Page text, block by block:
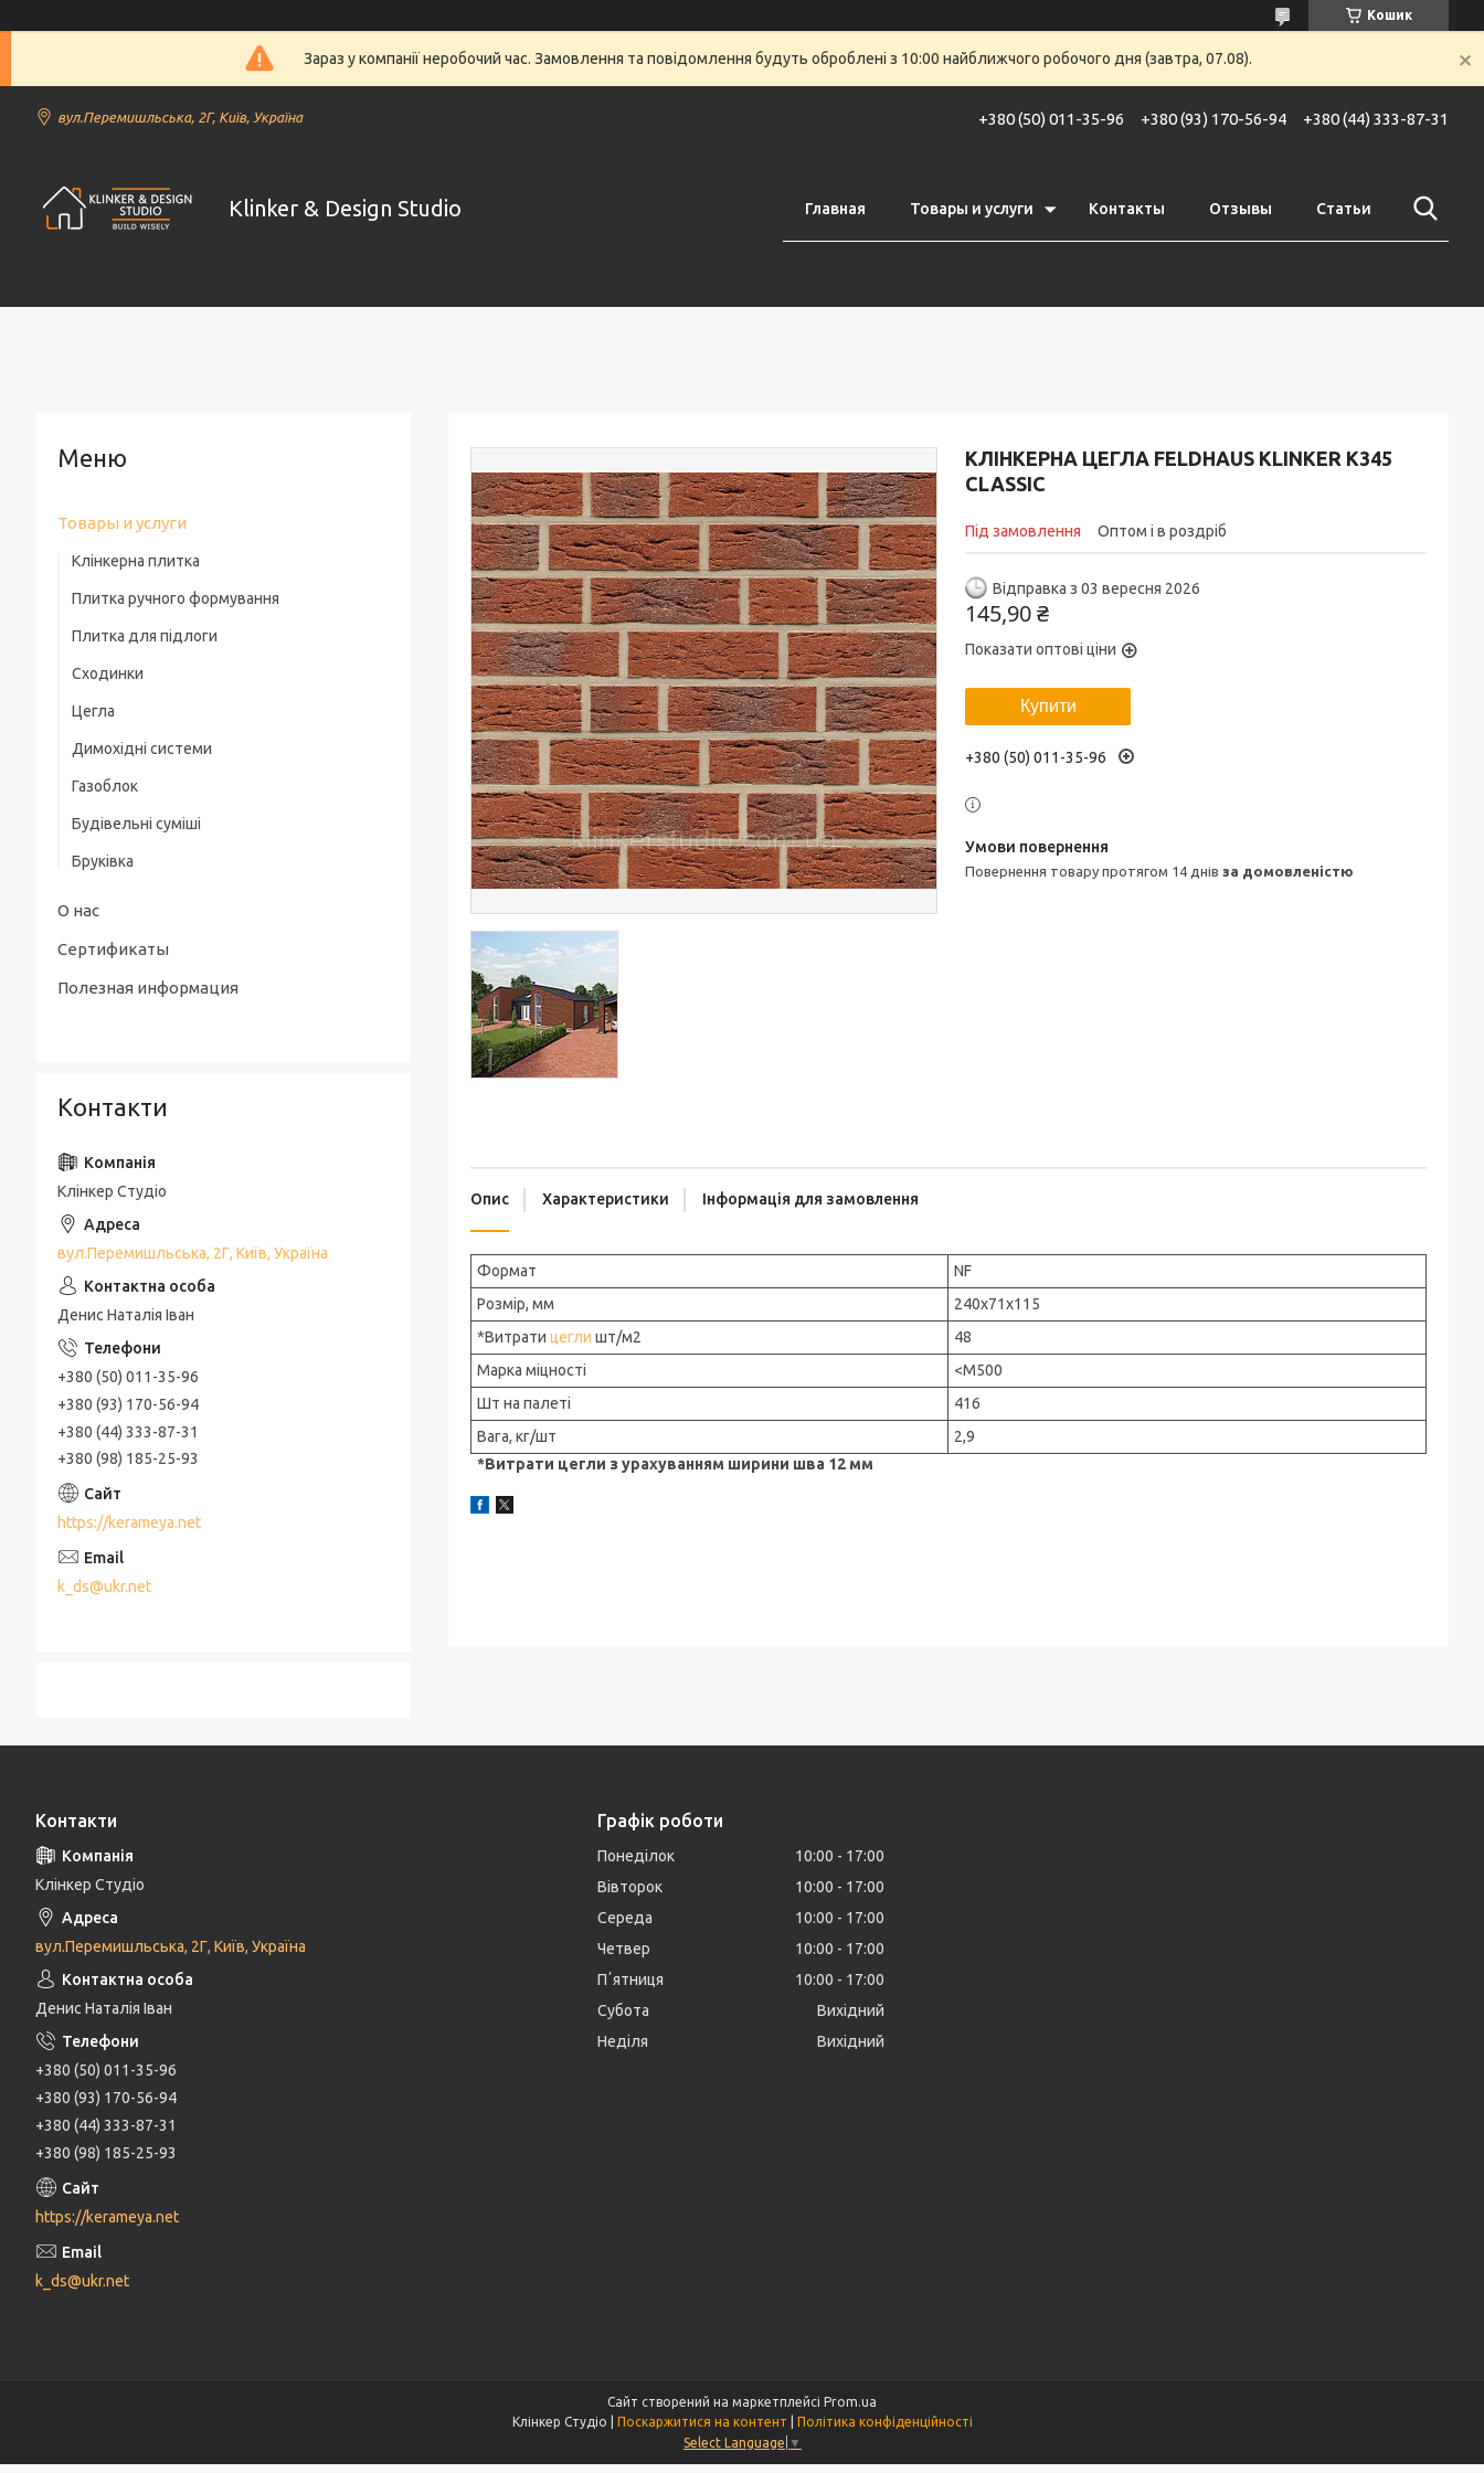
Кошик
Зараз у компанії неробочий час. Замовлення та повідомлення будуть оброблені з 10:00 найближчого робочого дня (завтра, 07.08).
вул.Перемишльська, 2Г, Київ, Україна +380 (50) 011-35-96 +380 (93) 170-56-94 +380 (44) 333-87-31
Klinker & Design Studio Главная Товары и услуги Контакты Отзывы Статьи
КЛІНКЕРНА ЦЕГЛА FELDHAUS KLINKER K345
CLASSIC
Під замовлення Оптом і в роздріб
Відправка з 03 вересня 2026
145,90 ₴
Показати оптові ціни
Купити
+380 (50) 011-35-96
повернення товару протягом 14 днів за домовленістю
Опис Характеристики Інформація для замовлення
Формат
NF
Розмір, мм
240x71x115
*Витрати цегли шт/м2
48
Марка міцності
<М500
Шт на палеті
416
Вага, кг/шт
2,9
*Витрати цегли з урахуванням ширини шва 12 мм
Товары и услуги
Клінкерна плитка
Плитка ручного формування
Плитка для підлоги
Сходинки
Цегла
Димохідні системи
Газоблок
Будівельні суміші
Бруківка
О нас
Сертификаты
Полезная информация
Контакти
Клінкер Студіо
вул.Перемишльська, 2Г, Київ, Україна
Денис Наталія Іван
+380 (50) 011-35-96
+380 (93) 170-56-94
+380 (44) 333-87-31
+380 (98) 185-25-93
https://kerameya.net
k_ds@ukr.net
Контакти
Клінкер Студіо
вул.Перемишльська, 2Г, Київ, Україна
Денис Наталія Іван
+380 (50) 011-35-96
+380 (93) 170-56-94
+380 (44) 333-87-31
+380 (98) 185-25-93
https://kerameya.net
k_ds@ukr.net
Графік роботи
Понеділок 10:00
17:00
Вівторок
10:00
17:00
Середа
10:00
17:00
Четвер
10:00
17:00
Пʼятниця
10:00
17:00
Субота
Вихідний
Неділя
Вихідний
Сайт створений на маркетплейсі Prom.ua
Поскаржитися на контент
Політика конфіденційності
Select Language ▼